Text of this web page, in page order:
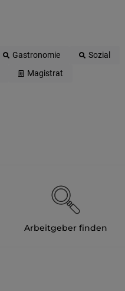
Gastronomie
Sozial
Magistrat
Arbeitgeber finden